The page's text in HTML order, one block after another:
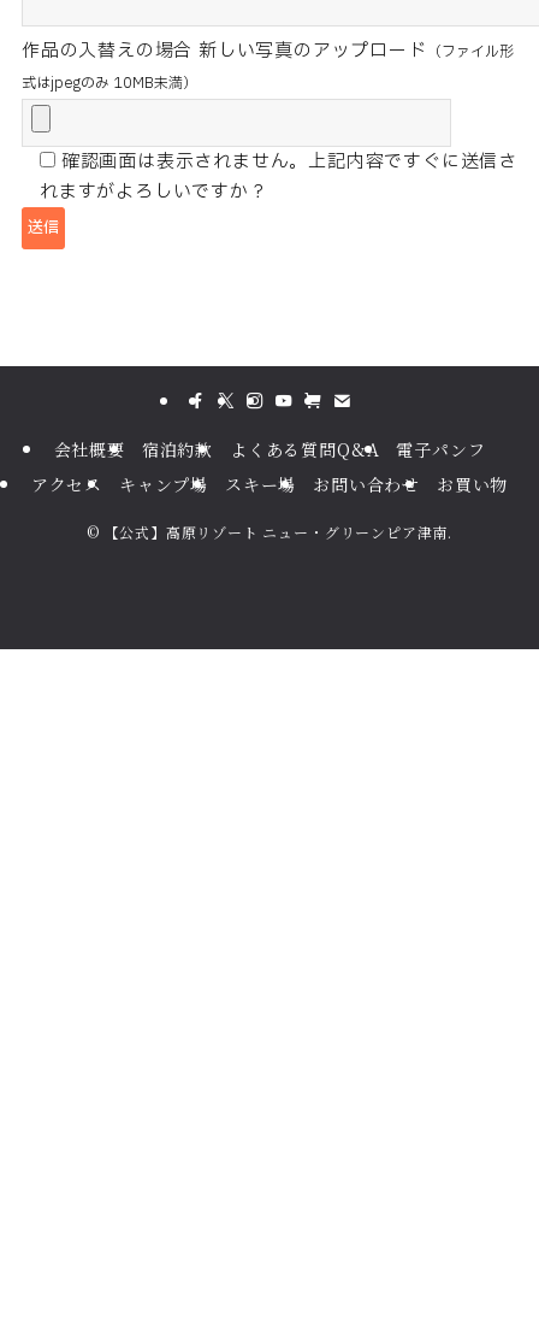
作品の入替えの場合 新しい写真のアップロード
（ファイル形
式はjpegのみ 10MB未満）
確認画面は表示されません。上記内容ですぐに送信さ
れますがよろしいですか？
会社概要 宿泊約款 よくある質問Q&A
電子パンフ
アクセス
キャンプ場 スキー場 お問い合わせ お買い物
© 【公式】高原リゾート ニュー・グリーンピア津南.